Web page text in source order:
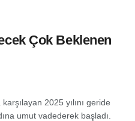
Çok Beklenen
2025 yılını geride
umut vadederek başladı.